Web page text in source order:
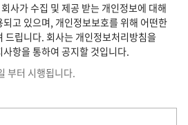
사가 수집 및 제공 받는 개인정보에 대해
고 있으며, 개인정보보호를 위해 어떤한
드립니다. 회사는 개인정보처리방침을
항을 통하여 공지할 것입니다.
부터 시행됩니다.